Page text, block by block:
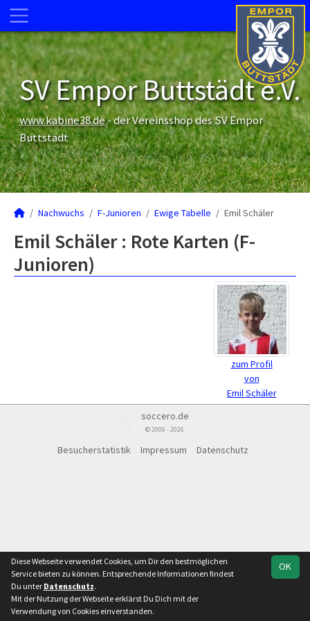
SV Empor Buttstädt e.V.
www.kabine38.de- der Vereinsshop des SV Empor
Buttstädt
Nachwuchs F-Junioren Ewige Tabelle Emil Schäler
Emil Schäler : Rote Karten (F-
Junioren)
zum Profil
von
Emil Schäler
soccero.de
© 2006 - 2026
Besucherstatistik Impressum Datenschutz
OK
Diese Webseite verwendet Cookies, um Dir den bestmöglichen
Service bieten zu können. Entsprechende Informationen findest
Du unter Datenschutz.
Mit der Nutzung der Webseite erklärst Du Dich mit der
Verwendung von Cookies einverstanden.